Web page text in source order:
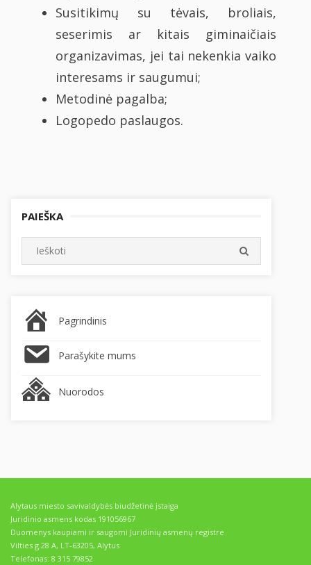
Susitikimų su tėvais, broliais,
seserimis ar kitais giminaičiais
organizavimas, jei tai nekenkia vaiko
interesams ir saugumui;
Metodinė pagalba;
Logopedo paslaugos.
PAIEŠKA
Search
for:
Pagrindinis
Parašykite mums
Nuorodos
Alytaus miesto savivaldybės biudžetinė įstaiga
Juridinio asmens kodas 191056967
Duomenys kaupiami ir saugomi Juridinių asmenų registre
Vilties g.28 A, LT-63205, Alytus
Telefonas: 8 315 79852